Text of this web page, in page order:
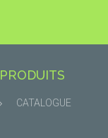
PRODUITS
CATALOGUE